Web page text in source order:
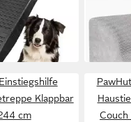
ab
-56%
in 4-5
Klappbar
cm